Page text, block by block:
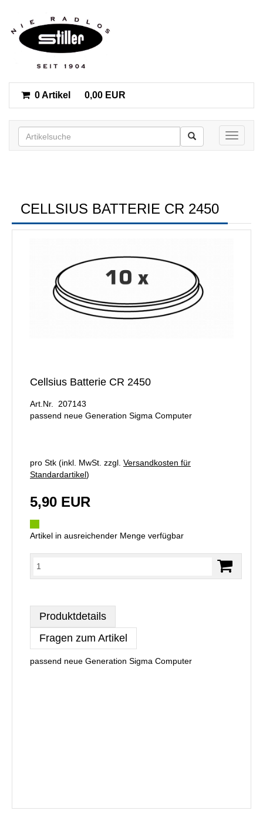
0 Artikel 0,00 EUR
Toggle
CELLSIUS BATTERIE CR 2450
Cellsius Batterie CR 2450
Art.Nr. 207143
passend neue Generation Sigma Computer
pro Stk (inkl. MwSt. zzgl. Versandkosten für
Standardartikel)
5,90 EUR
Artikel in ausreichender Menge verfügbar
Produktdetails
Fragen zum Artikel
passend neue Generation Sigma Computer